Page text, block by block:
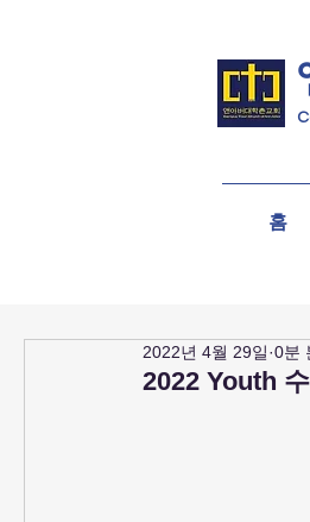
홈
2022 Youth
2022년 4월 29일 0분